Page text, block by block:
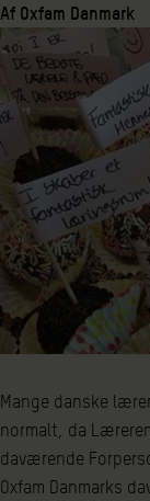
Af Oxfam Danmark
Mange danske
normalt, da
daværende
Oxfam Danmarks